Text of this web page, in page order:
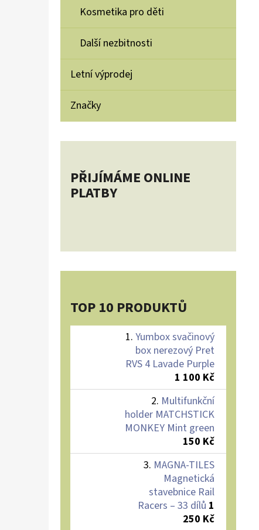
Kosmetika pro děti
Další nezbitnosti
Letní výprodej
Značky
PŘIJÍMÁME ONLINE
PLATBY
TOP 10 PRODUKTŮ
Yumbox svačinový
box nerezový Pret
RVS 4 Lavade Purple
1 100 Kč
Multifunkční
holder MATCHSTICK
MONKEY Mint green
150 Kč
MAGNA-TILES
Magnetická
stavebnice Rail
Racers – 33 dílů 1
250 Kč